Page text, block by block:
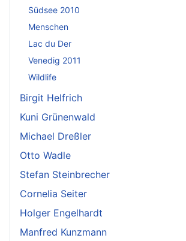
Südsee 2010
Menschen
Lac du Der
Venedig 2011
Wildlife
Birgit Helfrich
Kuni Grünenwald
Michael Dreßler
Otto Wadle
Stefan Steinbrecher
Cornelia Seiter
Holger Engelhardt
Manfred Kunzmann